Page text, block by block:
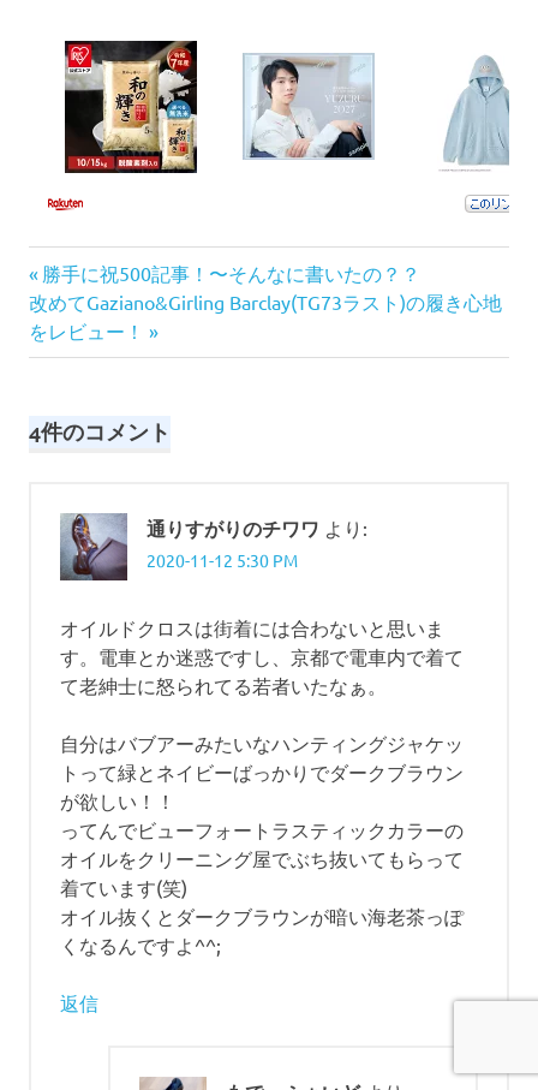
投
稿
ビ
ー
シ
ョ
ン
前
の
記
事:
勝手に祝500記事！〜そんなに書いたの？？
次
の
記
改めてGaziano&Girling Barclay(TG73ラスト)の履き心地
をレビュー！
4件のコメント
通りすがりのチワワ より:
2020-11-12 5:30 PM
オイルドクロスは街着には合わないと思いま
す。電車とか迷惑ですし、京都で電車内で着て
て老紳士に怒られてる若者いたなぁ。
自分はバブアーみたいなハンティングジャケッ
トって緑とネイビーばっかりでダークブラウン
が欲しい！！
ってんでビューフォートラスティックカラーの
オイルをクリーニング屋でぶち抜いてもらって
着ています(笑)
オイル抜くとダークブラウンが暗い海老茶っぽ
くなるんですよ^^;
返信